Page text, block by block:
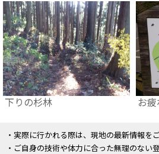
下りの杉林 お疲
・実際に行かれる際は、現地の最新情報を
・ご自身の技術や体力に合った無理のない